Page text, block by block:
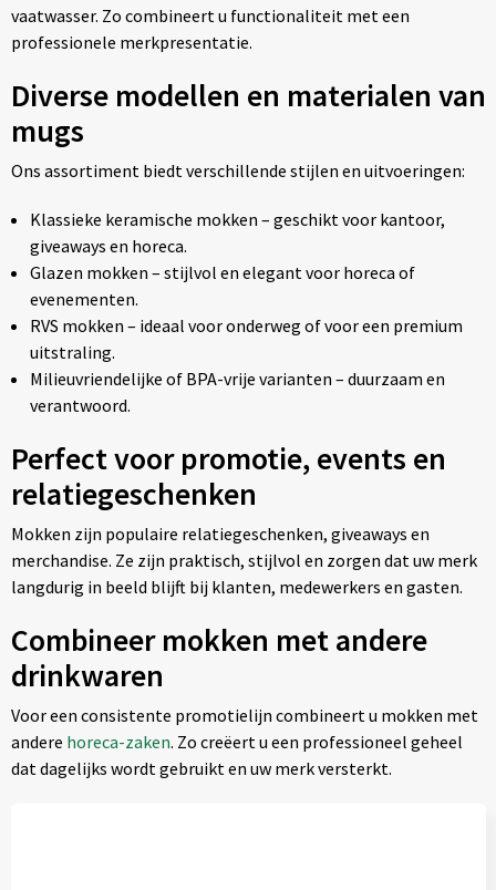
vaatwasser. Zo combineert u functionaliteit met een
professionele merkpresentatie.
Diverse modellen en materialen van
mugs
Ons assortiment biedt verschillende stijlen en uitvoeringen:
Klassieke keramische mokken – geschikt voor kantoor,
giveaways en horeca.
Glazen mokken – stijlvol en elegant voor horeca of
evenementen.
RVS mokken – ideaal voor onderweg of voor een premium
uitstraling.
Milieuvriendelijke of BPA-vrije varianten – duurzaam en
verantwoord.
Perfect voor promotie, events en
relatiegeschenken
Mokken zijn populaire relatiegeschenken, giveaways en
merchandise. Ze zijn praktisch, stijlvol en zorgen dat uw merk
langdurig in beeld blijft bij klanten, medewerkers en gasten.
Combineer mokken met andere
drinkwaren
Voor een consistente promotielijn combineert u mokken met
andere horeca-zaken. Zo creëert u een professioneel geheel
dat dagelijks wordt gebruikt en uw merk versterkt.